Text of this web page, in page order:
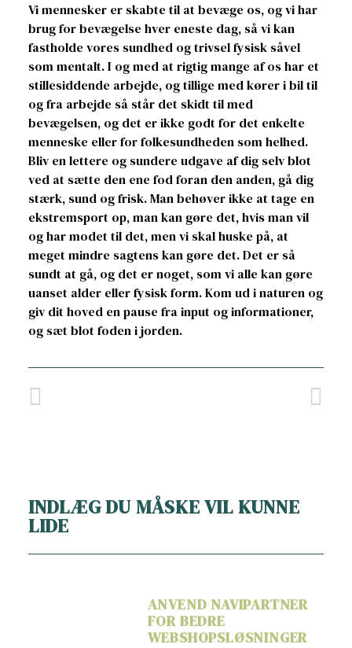
Vi mennesker er skabte til at bevæge os, og vi har
brug for bevægelse hver eneste dag, så vi kan
fastholde vores sundhed og trivsel fysisk såvel
som mentalt. I og med at rigtig mange af os har et
stillesiddende arbejde, og tillige med kører i bil til
og fra arbejde så står det skidt til med
bevægelsen, og det er ikke godt for det enkelte
menneske eller for folkesundheden som helhed.
Bliv en lettere og sundere udgave af dig selv blot
ved at sætte den ene fod foran den anden, gå dig
stærk, sund og frisk. Man behøver ikke at tage en
ekstremsport op, man kan gøre det, hvis man vil
og har modet til det, men vi skal huske på, at
meget mindre sagtens kan gøre det. Det er så
sundt at gå, og det er noget, som vi alle kan gøre
uanset alder eller fysisk form. Kom ud i naturen og
giv dit hoved en pause fra input og informationer,
og sæt blot foden i jorden.
INDLÆG DU MÅSKE VIL KUNNE
LIDE
ANVEND NAVIPARTNER
FOR BEDRE
WEBSHOPSLØSNINGER